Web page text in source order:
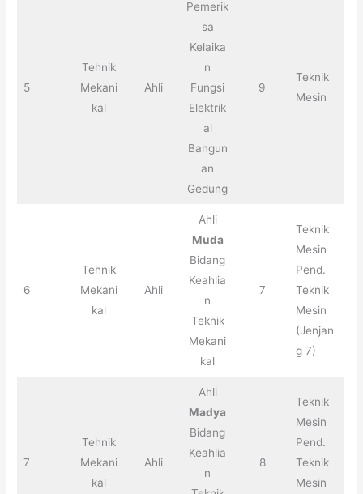
5
Tehnik
Mekani
kal
Ahli
Pemerik
sa
Kelaika
n
Fungsi
Elektrik
al
Bangun
an
Gedung
9
Teknik
Mesin
6
Tehnik
Mekani
kal
Ahli
Ahli
Muda
Bidang
Keahlia
n
Teknik
Mekani
kal
7
Teknik
Mesin
Pend.
Teknik
Mesin
(Jenjan
g 7)
7
Tehnik
Mekani
kal
Ahli
Ahli
Madya
Bidang
Keahlia
n
8
Teknik
Mesin
Pend.
Teknik
Mesin